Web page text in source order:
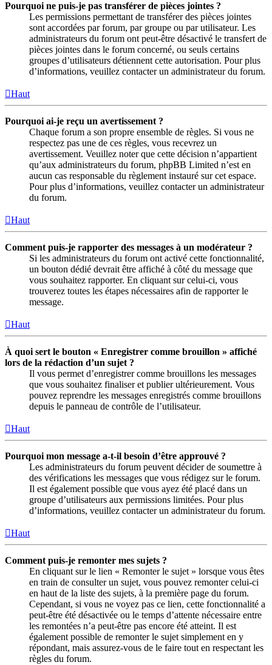
Pourquoi ne puis-je pas transférer de pièces jointes ?
Les permissions permettant de transférer des pièces jointes
sont accordées par forum, par groupe ou par utilisateur. Les
administrateurs du forum ont peut-être désactivé le transfert de
pièces jointes dans le forum concerné, ou seuls certains
groupes d’utilisateurs détiennent cette autorisation. Pour plus
d’informations, veuillez contacter un administrateur du forum.
Haut
Pourquoi ai-je reçu un avertissement ?
Chaque forum a son propre ensemble de règles. Si vous ne
respectez pas une de ces règles, vous recevrez un
avertissement. Veuillez noter que cette décision n’appartient
qu’aux administrateurs du forum, phpBB Limited n’est en
aucun cas responsable du règlement instauré sur cet espace.
Pour plus d’informations, veuillez contacter un administrateur
du forum.
Haut
Comment puis-je rapporter des messages à un modérateur ?
Si les administrateurs du forum ont activé cette fonctionnalité,
un bouton dédié devrait être affiché à côté du message que
vous souhaitez rapporter. En cliquant sur celui-ci, vous
trouverez toutes les étapes nécessaires afin de rapporter le
message.
Haut
À quoi sert le bouton « Enregistrer comme brouillon » affiché
lors de la rédaction d’un sujet ?
Il vous permet d’enregistrer comme brouillons les messages
que vous souhaitez finaliser et publier ultérieurement. Vous
pouvez reprendre les messages enregistrés comme brouillons
depuis le panneau de contrôle de l’utilisateur.
Haut
Pourquoi mon message a-t-il besoin d’être approuvé ?
Les administrateurs du forum peuvent décider de soumettre à
des vérifications les messages que vous rédigez sur le forum.
Il est également possible que vous ayez été placé dans un
groupe d’utilisateurs aux permissions limitées. Pour plus
d’informations, veuillez contacter un administrateur du forum.
Haut
Comment puis-je remonter mes sujets ?
En cliquant sur le lien « Remonter le sujet » lorsque vous êtes
en train de consulter un sujet, vous pouvez remonter celui-ci
en haut de la liste des sujets, à la première page du forum.
Cependant, si vous ne voyez pas ce lien, cette fonctionnalité a
peut-être été désactivée ou le temps d’attente nécessaire entre
les remontées n’a peut-être pas encore été atteint. Il est
également possible de remonter le sujet simplement en y
répondant, mais assurez-vous de le faire tout en respectant les
règles du forum.